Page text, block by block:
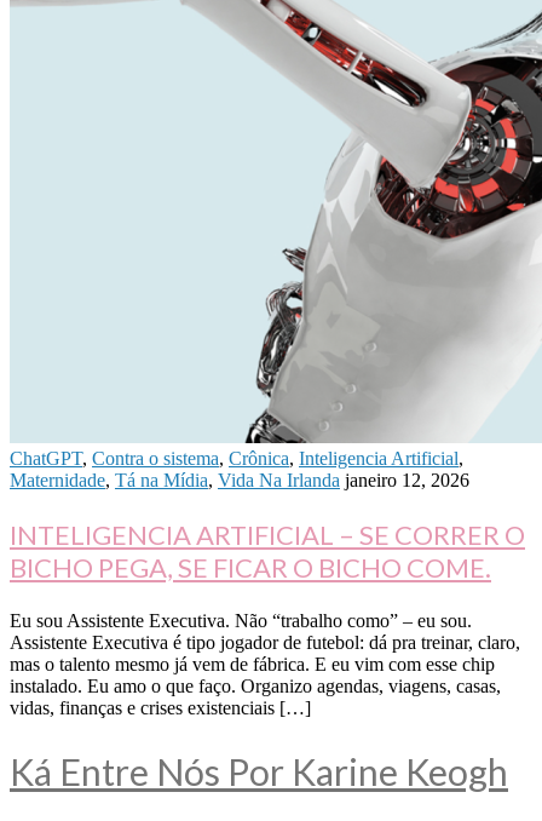
ChatGPT, Contra o sistema, Crônica, Inteligencia Artificial,
Maternidade, Tá na Mídia, Vida Na Irlanda janeiro 12, 2026
INTELIGENCIA ARTIFICIAL – SE CORRER O
BICHO PEGA, SE FICAR O BICHO COME.
Eu sou Assistente Executiva. Não “trabalho como” – eu sou.
Assistente Executiva é tipo jogador de futebol: dá pra treinar, claro,
mas o talento mesmo já vem de fábrica. E eu vim com esse chip
instalado. Eu amo o que faço. Organizo agendas, viagens, casas,
vidas, finanças e crises existenciais […]
Ká Entre Nós Por Karine Keogh